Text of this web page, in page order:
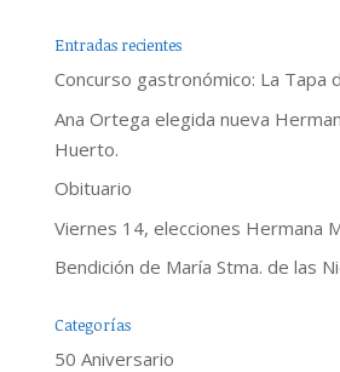
Entradas recientes
Concurso gastronómico: La Tapa
Ana Ortega elegida nueva
Huerto.
Obituario
Viernes 14, elecciones Hermana
Bendición de María Stma. de las
Categorías
50 Aniversario